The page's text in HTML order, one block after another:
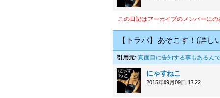
この日記はアーカイブのメンバーに
【トラバ】あそこす！(詳し
引用元: 真面目に告知する事もあるん
にゃすねこ
2015年09月09日 17:22